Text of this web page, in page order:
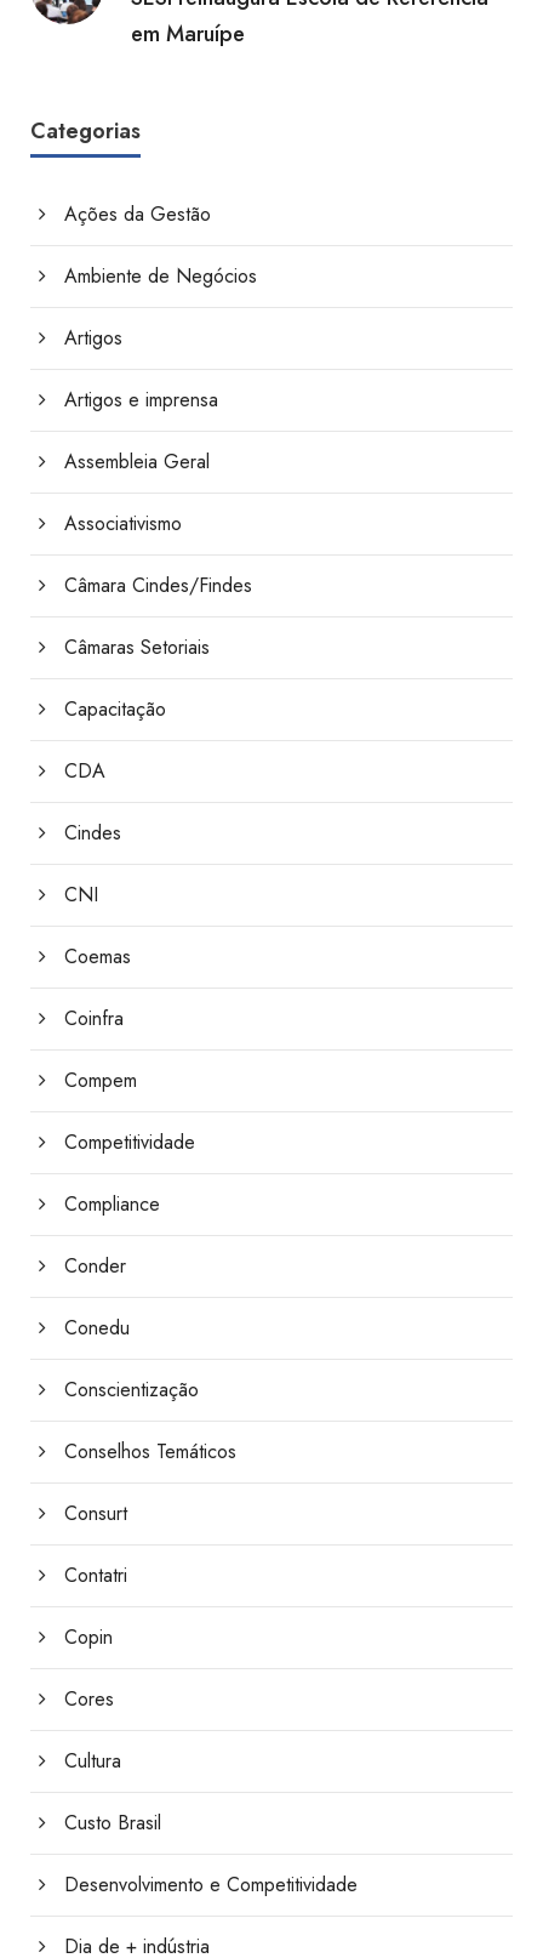
em Maruípe
Categorias
Ações da Gestão
Ambiente de Negócios
Artigos
Artigos e imprensa
Assembleia Geral
Associativismo
Câmara Cindes/Findes
Câmaras Setoriais
Capacitação
CDA
Cindes
CNI
Coemas
Coinfra
Compem
Competitividade
Compliance
Conder
Conedu
Conscientização
Conselhos Temáticos
Consurt
Contatri
Copin
Cores
Cultura
Custo Brasil
Desenvolvimento e Competitividade
Dia de + indústria